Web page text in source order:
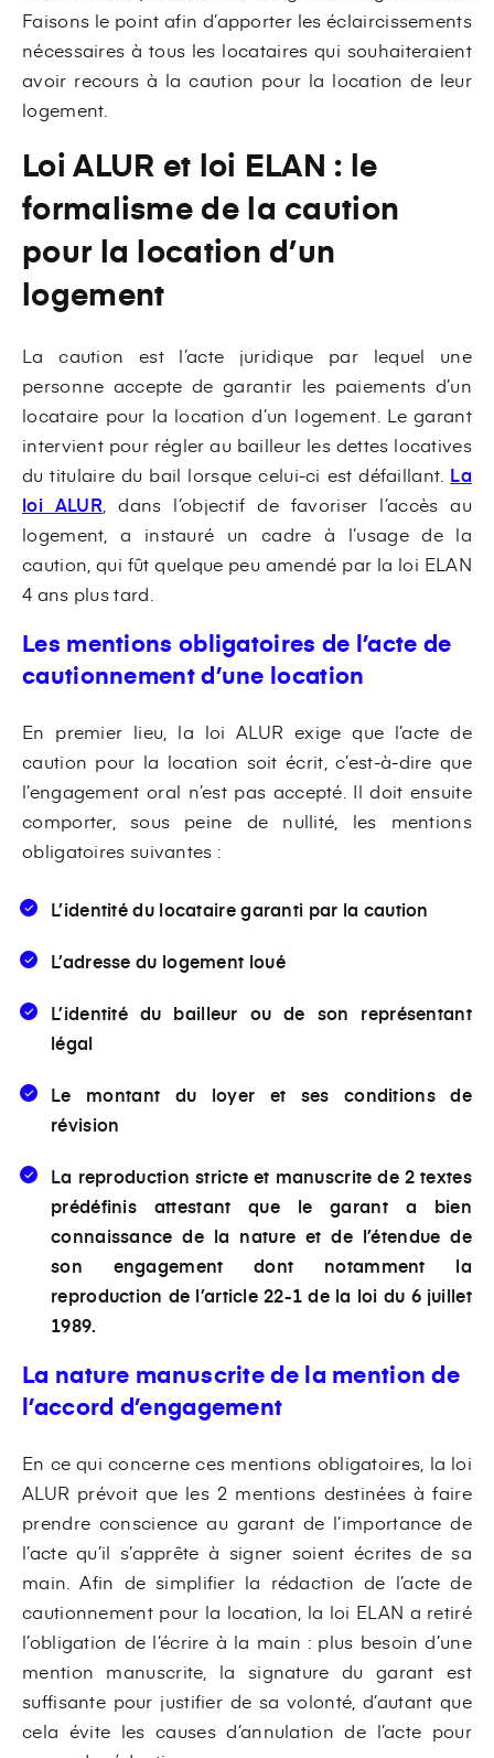
Faisons le point afin d’apporter les éclaircissements
nécessaires à tous les locataires qui souhaiteraient
avoir recours à la caution pour la location de leur
logement.
Loi ALUR et loi ELAN : le
formalisme de la caution
pour la location d’un
logement
La caution est l’acte juridique par lequel une
personne accepte de garantir les paiements d’un
locataire pour la location d’un logement. Le garant
intervient pour régler au bailleur les dettes locatives
du titulaire du bail lorsque celui-ci est défaillant. La
loi ALUR , dans l’objectif de favoriser l’accès au
logement, a instauré un cadre à l’usage de la
caution, qui fût quelque peu amendé par la loi ELAN
4 ans plus tard.
Les mentions obligatoires de l’acte de
cautionnement d’une location
En premier lieu, la loi ALUR exige que l’acte de
caution pour la location soit écrit, c’est-à-dire que
l’engagement oral n’est pas accepté. Il doit ensuite
comporter, sous peine de nullité, les mentions
obligatoires suivantes :
L’identité du locataire garanti par la caution
L’adresse du logement loué
L’identité du bailleur ou de son représentant
légal
Le montant du loyer et ses conditions de
révision
La reproduction stricte et manuscrite de 2 textes
prédéfinis attestant que le garant a bien
connaissance de la nature et de l’étendue de
son engagement dont notamment la
reproduction de l’article 22-1 de la loi du 6 juillet
1989.
La nature manuscrite de la mention de
l’accord d’engagement
En ce qui concerne ces mentions obligatoires, la loi
ALUR prévoit que les 2 mentions destinées à faire
prendre conscience au garant de l’importance de
l’acte qu’il s’apprête à signer soient écrites de sa
main. Afin de simplifier la rédaction de l’acte de
cautionnement pour la location, la loi ELAN a retiré
l’obligation de l’écrire à la main : plus besoin d’une
mention manuscrite, la signature du garant est
suffisante pour justifier de sa volonté, d’autant que
cela évite les causes d’annulation de l’acte pour